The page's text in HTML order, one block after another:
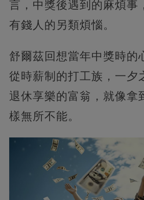
言，中獎後遇到的麻煩事
有錢人的另類煩惱。
舒爾茲回想當年中獎時的
從時薪制的打工族，一夕
退休享樂的富翁，就像拿
樣無所不能。